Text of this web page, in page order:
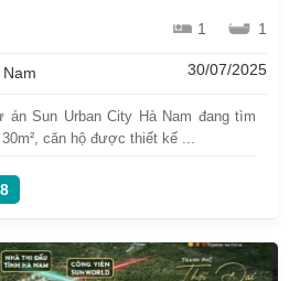
1 1
30/07/2025
Sun Urban City Hà Nam đang tìm
căn hộ được thiết kế ...